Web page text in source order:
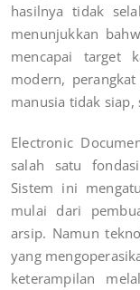
hasilnya tidak
menunjukkan
mencapai target
modern,
manusia tidak siap,
Electronic
salah satu
Sistem ini
mulai dari
arsip. Namun
yang
keterampilan